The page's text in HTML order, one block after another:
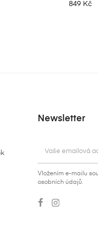
849 Kč
Newsletter
Vložením e-mailu
osobních údajů.